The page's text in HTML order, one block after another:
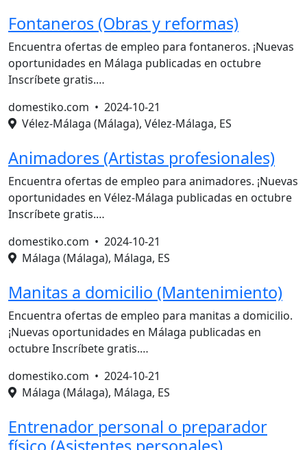
Fontaneros (Obras y reformas)
Encuentra ofertas de empleo para fontaneros. ¡Nuevas
oportunidades en Málaga publicadas en octubre
Inscríbete gratis.…
domestiko.com • 2024-10-21
Vélez-Málaga (Málaga), Vélez-Málaga, ES
Animadores (Artistas profesionales)
Encuentra ofertas de empleo para animadores. ¡Nuevas
oportunidades en Vélez-Málaga publicadas en octubre
Inscríbete gratis.…
domestiko.com • 2024-10-21
Málaga (Málaga), Málaga, ES
Manitas a domicilio (Mantenimiento)
Encuentra ofertas de empleo para manitas a domicilio.
¡Nuevas oportunidades en Málaga publicadas en
octubre Inscríbete gratis.…
domestiko.com • 2024-10-21
Málaga (Málaga), Málaga, ES
Entrenador personal o preparador